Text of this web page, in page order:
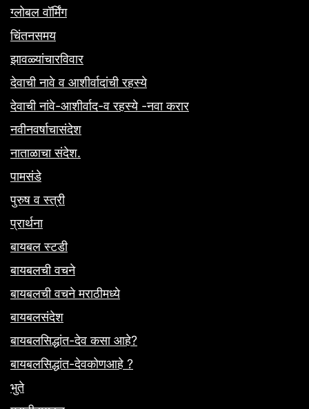
ग्लोबल वॉर्मिंग
चिंतनसमय
झावळ्यांचारविवार
देवाची नावे व आशीर्वादांची रहस्ये
देवाची नांवे-आशीर्वाद-व रहस्ये -नवा करार
नवीनवर्षाचासंदेश
नाताळाचा संदेश.
पामसंडे
पुरुष व स्त्री
प्रार्थना
बायबल स्टडी
बायबलची वचने
बायबलची वचने मराठीमध्ये
बायबलसंदेश
बायबलसिद्धांत-देव कसा आहे?
बायबलसिद्धांत-देवकोणआहे ?
भुते